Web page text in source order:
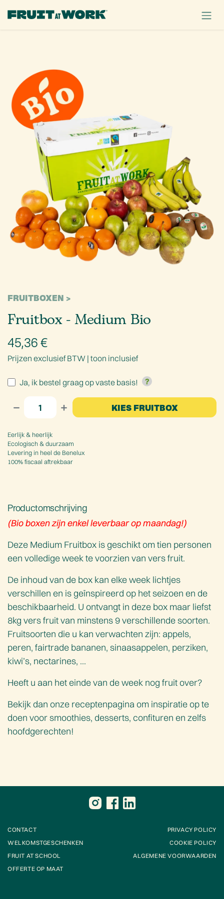
FRUITBOXEN
Fruitbox - Medium Bio
45,36 €
Prijzen exclusief BTW | toon inclusief
Ja, ik bestel graag op vaste basis!
KIES FRUITBOX
Eerlijk & heerlijk
Ecologisch & duurzaam
Levering in heel de Benelux
100% fiscaal aftrekbaar
Productomschrijving
(Bio boxen zijn enkel leverbaar op maandag!)
Deze Medium Fruitbox is geschikt om tien personen
een volledige week te voorzien van vers fruit.
De inhoud van de box kan elke week lichtjes
verschillen en is geïnspireerd op het seizoen en de
beschikbaarheid. U ontvangt in deze box maar liefst
8kg vers fruit van minstens 9 verschillende soorten.
Fruitsoorten die u kan verwachten zijn: appels,
peren, fairtrade bananen, sinaasappelen, perziken,
kiwi’s, nectarines, ...
Heeft u aan het einde van de week nog fruit over?
Bekijk dan onze receptenpagina om inspiratie op te
doen voor smoothies, desserts, confituren en zelfs
hoofdgerechten!
CONTACT
WELKOMSTGESCHENKEN
FRUIT AT SCHOOL
OFFERTE OP MAAT
PRIVACY POLICY
COOKIE POLICY
ALGEMENE VOORWAARDEN